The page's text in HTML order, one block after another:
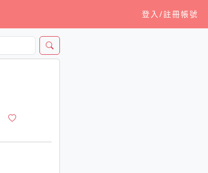
登入/註冊帳號